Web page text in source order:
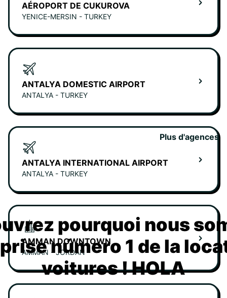
AÉROPORT DE CUKUROVA
YENICE-MERSIN - TURKEY
ANTALYA DOMESTIC AIRPORT
ANTALYA - TURKEY
ANTALYA INTERNATIONAL AIRPORT
ANTALYA - TURKEY
AMMAN DOWNTOWN
AMMAN - JORDAN
Plus d'agences
pourquoi nous
número 1 de la
voitures ! HOLA